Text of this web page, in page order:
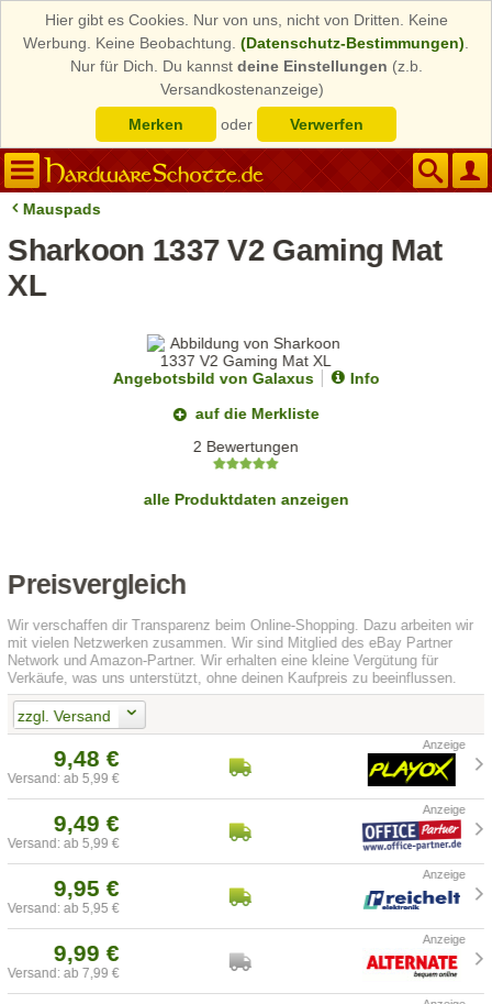
Hier gibt es Cookies. Nur von uns, nicht von Dritten. Keine
Werbung. Keine Beobachtung. (Datenschutz-Bestimmungen)
Nur für Dich. Du kannst deine Einstellungen (z.b.
Versandkostenanzeige)
Merken
oder Verwerfen
Mauspads
Sharkoon 1337 V2 Gaming Mat
XL
Angebotsbild von Galaxus
Info
auf die Merkliste
2 Bewertungen
alle Produktdaten anzeigen
Preisvergleich
Wir verschaffen dir Transparenz beim Online-Shopping. Dazu arbeiten wir
mit vielen Netzwerken zusammen. Wir sind Mitglied des eBay Partner
Network und Amazon-Partner. Wir erhalten eine kleine Vergütung für
Verkäufe, was uns unterstützt, ohne deinen Kaufpreis zu beeinflussen.
zzgl. Versand
9,48 €
Versand: ab 5,99 €
9,49 €
Versand: ab 5,99 €
9,95 €
Versand: ab 5,95 €
9,99 €
Versand: ab 7,99 €